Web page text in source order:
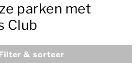
parken met
Club
& sorteer